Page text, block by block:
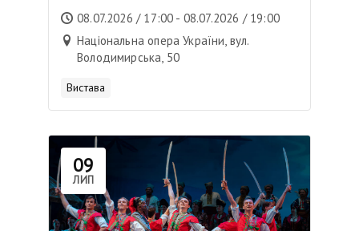
08.07.2026 / 17:00 - 08.07.2026 / 19:00
Національна опера України, вул.
Володимирська, 50
Вистава
09
ЛИП